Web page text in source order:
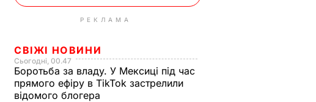
РЕКЛАМА
СВІЖІ НОВИНИ
Сьогодні, 00.47
Боротьба за владу. У Мексиці під час
прямого ефіру в TikTok застрелили
відомого блогера